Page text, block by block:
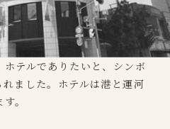
テルでありたいと、シンボ
ました。ホテルは港と運河
。